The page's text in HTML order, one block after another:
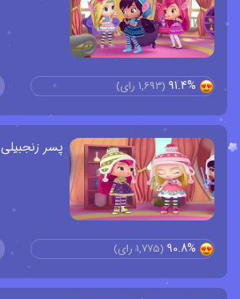
91.4%
(
1,693 رای)
پسر زنجبیلی
90.8%
(
1,775 رای)